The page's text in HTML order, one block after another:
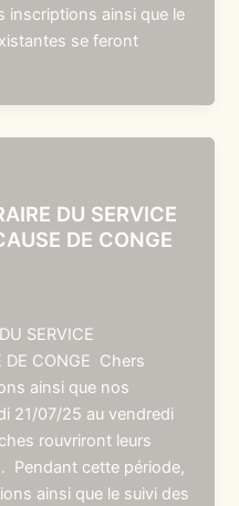
inscriptions ainsi que le
se feront
DU SERVICE
DE CONGE
SERVICE
DE CONGE Chers
ainsi que nos
21/07/25 au vendredi
rouvriront leurs
Pendant cette période,
ainsi que le suivi des